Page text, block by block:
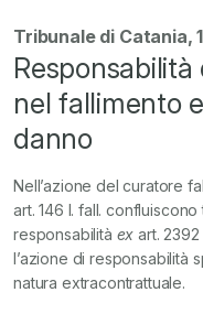
Tribunale di Catania,
nel fallimento
danno
Nell’azione del curatore
art. 146 l. fall.
responsabilità ex art.
l’azione di responsabilità
natura extracontrattuale.